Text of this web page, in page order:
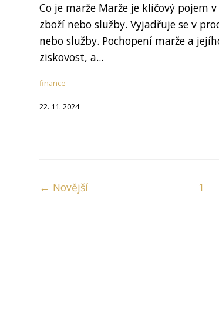
Co je marže Marže je klíčový
zboží nebo služby. Vyjadřuje se v
nebo služby. Pochopení marže a
ziskovost, a...
finance
22. 11. 2024
← Novější 1